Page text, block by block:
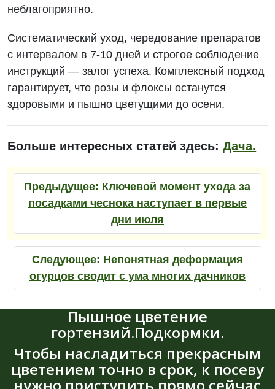
неблагоприятно.
Систематический уход, чередование препаратов
с интервалом в 7-10 дней и строгое соблюдение
инструкций — залог успеха. Комплексный подход
гарантирует, что розы и флоксы останутся
здоровыми и пышно цветущими до осени.
Больше интересных статей здесь:Дача.
Предыдущее: Ключевой момент ухода за
посадками чеснока наступает в первые
дни июля
Следующее: Непонятная деформация
огурцов сводит с ума многих дачников
Пышное цветение
гортензий.Подкормки.
Чтобы насладиться прекрасным
цветением точно в срок, к посеву
нужно приступить прямо сейчас